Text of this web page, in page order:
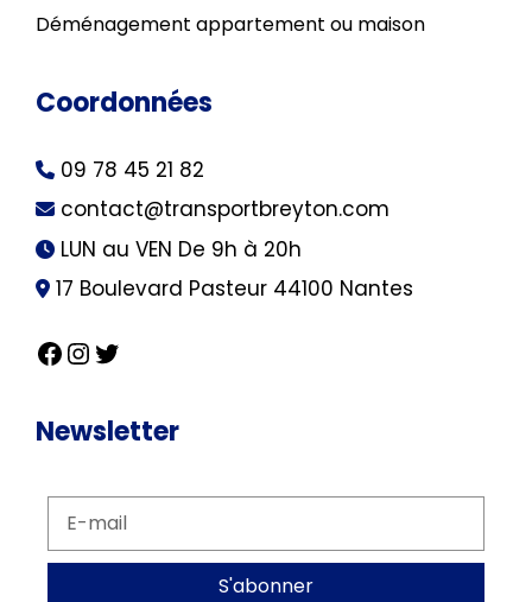
Déménagement appartement ou maison
Coordonnées
09 78 45 21 82
contact@transportbreyton.com
LUN au VEN De 9h à 20h
17 Boulevard Pasteur 44100 Nantes
Newsletter
S'abonner